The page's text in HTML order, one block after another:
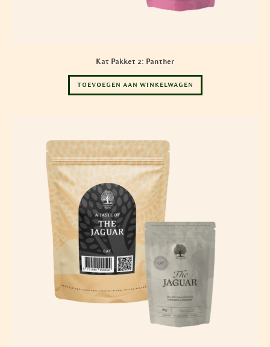
Kat Pakket 2: Panther
TOEVOEGEN AAN WINKELWAGEN